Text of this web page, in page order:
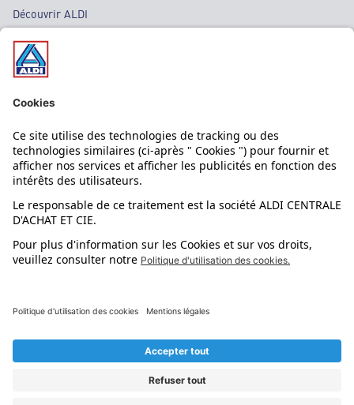
Découvrir ALDI
Nos bons plans
Nos rayons
Nos marques
Nos astuces
Évènements
L'application mobile